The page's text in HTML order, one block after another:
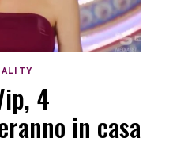
4
in casa